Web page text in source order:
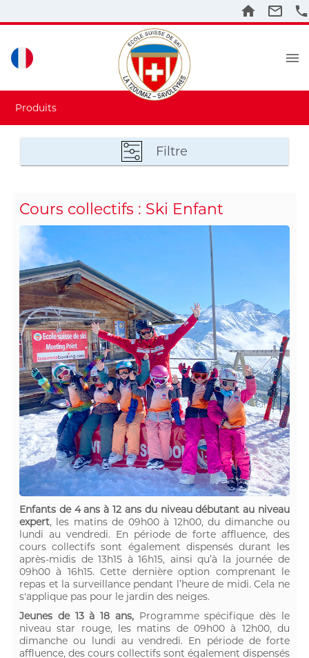
Produits
Filtre
Cours collectifs : Ski Enfant
Enfants de 4 ans à 12 ans du niveau débutant au niveau
expert, les matins de 09h00 à 12h00, du dimanche ou
lundi au vendredi. En période de forte affluence, des
cours collectifs sont également dispensés durant les
après-midis de 13h15 à 16h15, ainsi qu’à la journée de
09h00 à 16h15. Cette dernière option comprenant le
repas et la surveillance pendant l’heure de midi. Cela ne
s'applique pas pour le jardin des neiges.
Jeunes de 13 à 18 ans,Programme spécifique dès le
niveau star rouge, les matins de 09h00 à 12h00, du
dimanche ou lundi au vendredi. En période de forte
affluence, des cours collectifs sont également dispensés